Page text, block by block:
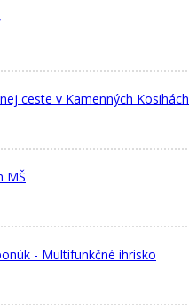
ceste v Kamenných Kosihách
MŠ
- Multifunkčné ihrisko